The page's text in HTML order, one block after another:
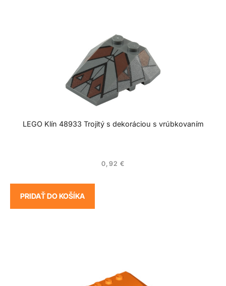
LEGO Klín 48933 Trojitý s dekoráciou s vrúbkovaním
0,92 €
PRIDAŤ DO KOŠÍKA